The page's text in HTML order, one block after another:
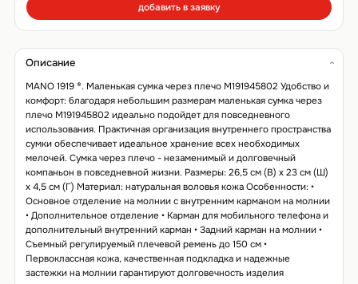
добавить в заявку
Описание
MANO 1919 ®. Маленькая сумка через плечо M191945802 Удобство и
комфорт: благодаря небольшим размерам маленькая сумка через
плечо M191945802 идеально подойдет для повседневного
использования. Практичная организация внутреннего пространства
сумки обеспечивает идеальное хранение всех необходимых
мелочей. Сумка через плечо - незаменимый и долговечный
компаньон в повседневной жизни. Размеры: 26,5 см (В) x 23 см (Ш)
x 4,5 см (Г) Материал: натуральная воловья кожа Особенности: •
Основное отделение на молнии с внутренним карманом на молнии
• Дополнительное отделение • Карман для мобильного телефона и
дополнительный внутренний карман • Задний карман на молнии •
Съемный регулируемый плечевой ремень до 150 см •
Первоклассная кожа, качественная подкладка и надежные
застежки на молнии гарантируют долговечность изделия